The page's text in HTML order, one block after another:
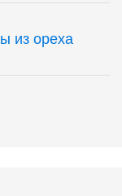
из ореха